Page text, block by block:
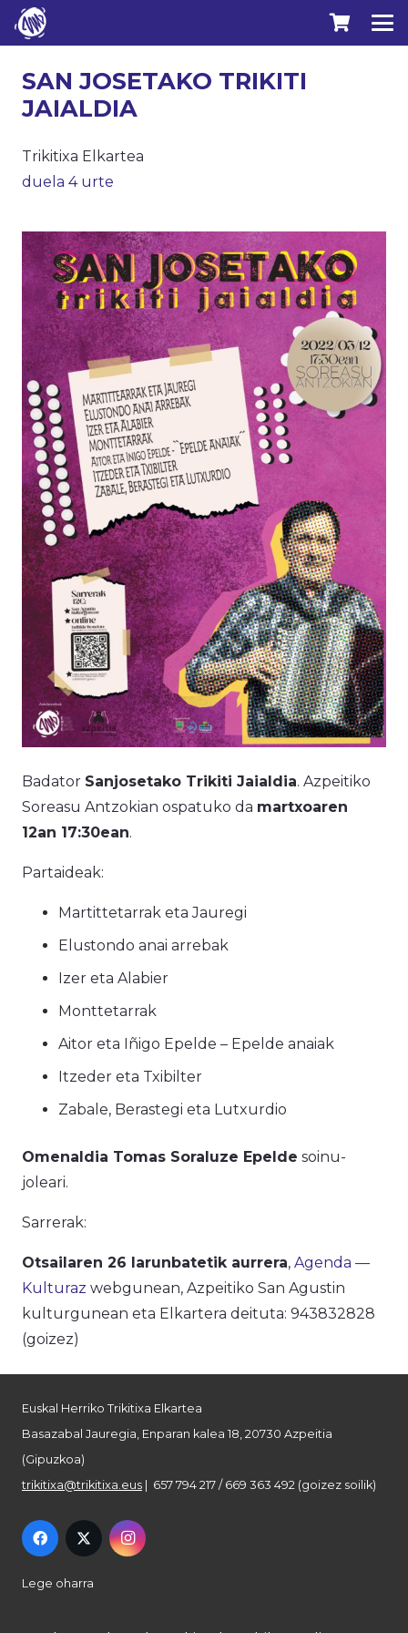
SAN JOSETAKO TRIKITI
JAIALDIA
Trikitixa Elkartea
duela 4 urte
Badator Sanjosetako Trikiti Jaialdia. Azpeitiko
Soreasu Antzokian ospatuko da martxoaren
12an 17:30ean.
Partaideak:
Martittetarrak eta Jauregi
Elustondo anai arrebak
Izer eta Alabier
Monttetarrak
Aitor eta Iñigo Epelde – Epelde anaiak
Itzeder eta Txibilter
Zabale, Berastegi eta Lutxurdio
Omenaldia Tomas Soraluze Epelde soinu-
joleari.
Sarrerak:
Otsailaren 26 larunbatetik aurrera, Agenda —
Kulturaz webgunean, Azpeitiko San Agustin
kulturgunean eta Elkartera deituta: 943832828
(goizez)
Euskal Herriko Trikitixa Elkartea
Basazabal Jauregia, Enparan kalea 18, 20730 Azpeitia
(Gipuzkoa)
trikitixa@trikitixa.eus | 657 794 217 / 669 363 492 (goizez soilik)
Lege oharra